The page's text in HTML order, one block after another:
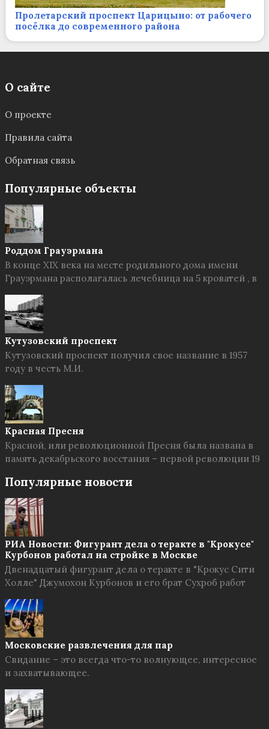
Пролетарский проспект Царицыно: от рабочего
посёлка до современного района
О сайте
О проекте
Правила сайта
Обратная связь
Популярные объекты
Роддом Грауэрмана
В конце XIX века на месте родильного дома имени
Грауэрмана располагалась лечебница на 5 кроватей , в
Кутузовский проспект
Кутузовский проспект получил свое название в 1957
году в честь М.И.
Красная Пресня
Красной, или революционной Пресня была названа в
память декабрьского восстания – первой революции 19
Популярные новости
РИА Новости: Фигурант дела о теракте в "Крокусе"
Курбонов работал на стройке в Москве
Двенадцатый фигурант дела о теракте в "Крокус Сити
Холле" Джумохон Курбонов и его брат Сухроб работ
Московские развлечения для пар
Свидание – это всегда что-то волнующее, интересное
и захватывающее.